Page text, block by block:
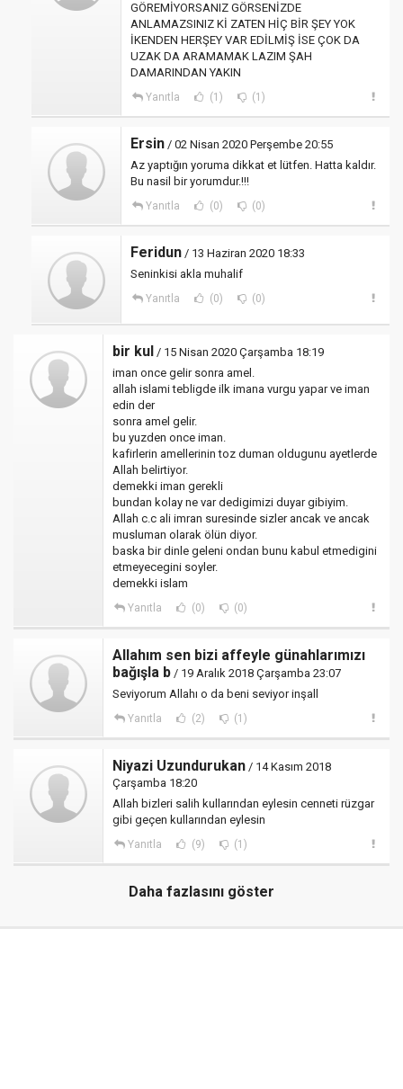
GÖREMİYORSANIZ GÖRSENİZDE
ANLAMAZSINIZ Kİ ZATEN HİÇ BİR ŞEY YOK
İKENDEN HERŞEY VAR EDİLMİŞ İSE ÇOK DA
UZAK DA ARAMAMAK LAZIM ŞAH
DAMARINDAN YAKIN
Yanıtla (1) (1)
Ersin / 02 Nisan 2020 Perşembe 20:55
Az yaptığın yoruma dikkat et lütfen. Hatta kaldır.
Bu nasil bir yorumdur.!!!
Yanıtla (0) (0)
Feridun / 13 Haziran 2020 18:33
Seninkisi akla muhalif
Yanıtla (0) (0)
bir kul / 15 Nisan 2020 Çarşamba 18:19
iman once gelir sonra amel.
allah islami tebligde ilk imana vurgu yapar ve iman
edin der
sonra amel gelir.
bu yuzden once iman.
kafirlerin amellerinin toz duman oldugunu ayetlerde
Allah belirtiyor.
demekki iman gerekli
bundan kolay ne var dedigimizi duyar gibiyim.
Allah c.c ali imran suresinde sizler ancak ve ancak
musluman olarak ölün diyor.
baska bir dinle geleni ondan bunu kabul etmedigini
etmeyecegini soyler.
demekki islam
Yanıtla (0) (0)
Allahım sen bizi affeyle günahlarımızı
bağışla b / 19 Aralık 2018 Çarşamba 23:07
Seviyorum Allahı o da beni seviyor inşall
Yanıtla (2) (1)
Niyazi Uzundurukan / 14 Kasım 2018
Çarşamba 18:20
Allah bizleri salih kullarından eylesin cenneti rüzgar
gibi geçen kullarından eylesin
Yanıtla (9) (1)
Daha fazlasını göster